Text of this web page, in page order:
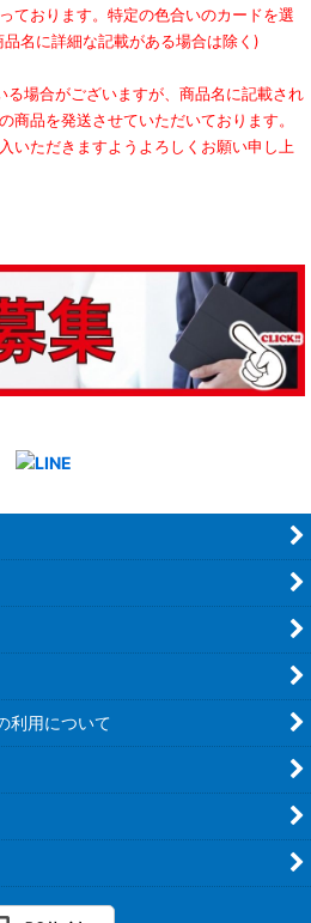
ております。特定の色合いのカードを選
名に詳細な記載がある場合は除く)
場合がございますが、商品名に記載され
商品を発送させていただいております。
いただきますようよろしくお願い申し上
利用について